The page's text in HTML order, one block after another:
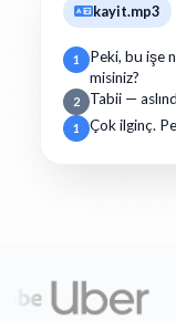
kayit.mp3
1
Peki, bu işe
misiniz?
2 Tabii —
1 Çok ilginç.